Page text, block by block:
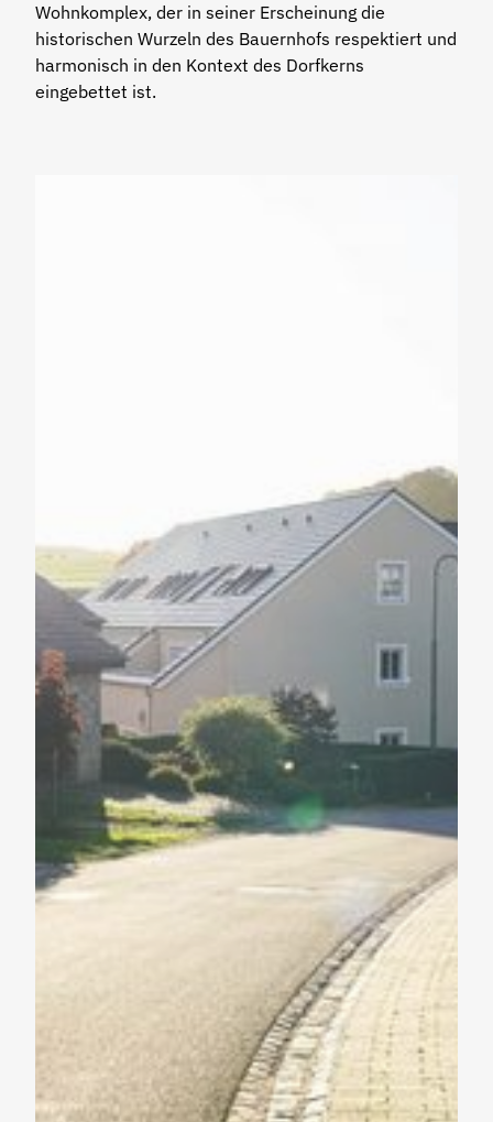
Wohnkomplex, der in seiner Erscheinung die
historischen Wurzeln des Bauernhofs respektiert und
harmonisch in den Kontext des Dorfkerns
eingebettet ist.